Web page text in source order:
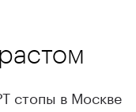
стопы в Москве